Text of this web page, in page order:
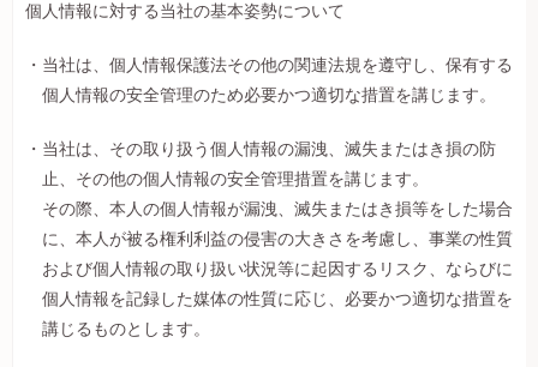
個人情報に対する当社の基本姿勢について
当社は、個人情報保護法その他の関連法規を遵守し、保有する
個人情報の安全管理のため必要かつ適切な措置を講じます。
当社は、その取り扱う個人情報の漏洩、滅失またはき損の防
止、その他の個人情報の安全管理措置を講じます。
その際、本人の個人情報が漏洩、滅失またはき損等をした場合
に、本人が被る権利利益の侵害の大きさを考慮し、事業の性質
および個人情報の取り扱い状況等に起因するリスク、ならびに
個人情報を記録した媒体の性質に応じ、必要かつ適切な措置を
講じるものとします。